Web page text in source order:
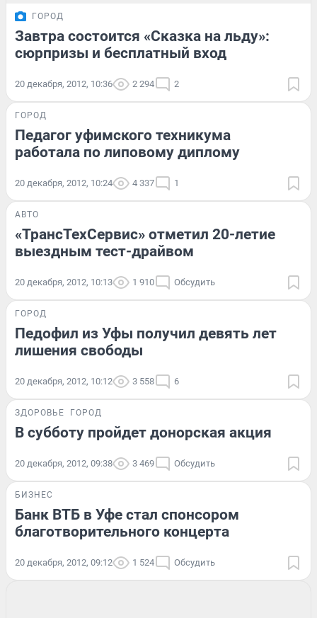
ГОРОД
Завтра состоится «Сказка на льду»:
сюрпризы и бесплатный вход
20 декабря, 2012, 10:36 2 294 2
ГОРОД
Педагог уфимского техникума
работала по липовому диплому
20 декабря, 2012, 10:24 4 337 1
АВТО
«ТрансТехСервис» отметил 20-летие
выездным тест-драйвом
20 декабря, 2012, 10:13 1 910 Обсудить
ГОРОД
Педофил из Уфы получил девять лет
лишения свободы
20 декабря, 2012, 10:12 3 558 6
ЗДОРОВЬЕ ГОРОД
В субботу пройдет донорская акция
20 декабря, 2012, 09:38 3 469 Обсудить
БИЗНЕС
Банк ВТБ в Уфе стал спонсором
благотворительного концерта
20 декабря, 2012, 09:12 1 524 Обсудить